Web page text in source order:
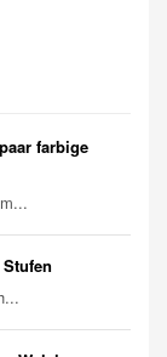
farbige